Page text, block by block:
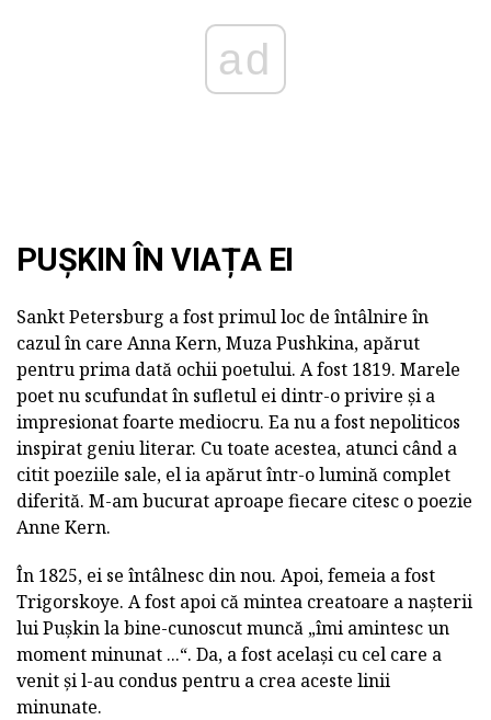
ad
PUȘKIN ÎN VIAȚA EI
Sankt Petersburg a fost primul loc de întâlnire în
cazul în care Anna Kern, Muza Pushkina, apărut
pentru prima dată ochii poetului. A fost 1819. Marele
poet nu scufundat în sufletul ei dintr-o privire și a
impresionat foarte mediocru. Ea nu a fost nepoliticos
inspirat geniu literar. Cu toate acestea, atunci când a
citit poeziile sale, el ia apărut într-o lumină complet
diferită. M-am bucurat aproape fiecare citesc o poezie
Anne Kern.
În 1825, ei se întâlnesc din nou. Apoi, femeia a fost
Trigorskoye. A fost apoi că mintea creatoare a nașterii
lui Pușkin la bine-cunoscut muncă „îmi amintesc un
moment minunat ...“. Da, a fost același cu cel care a
venit și l-au condus pentru a crea aceste linii
minunate.